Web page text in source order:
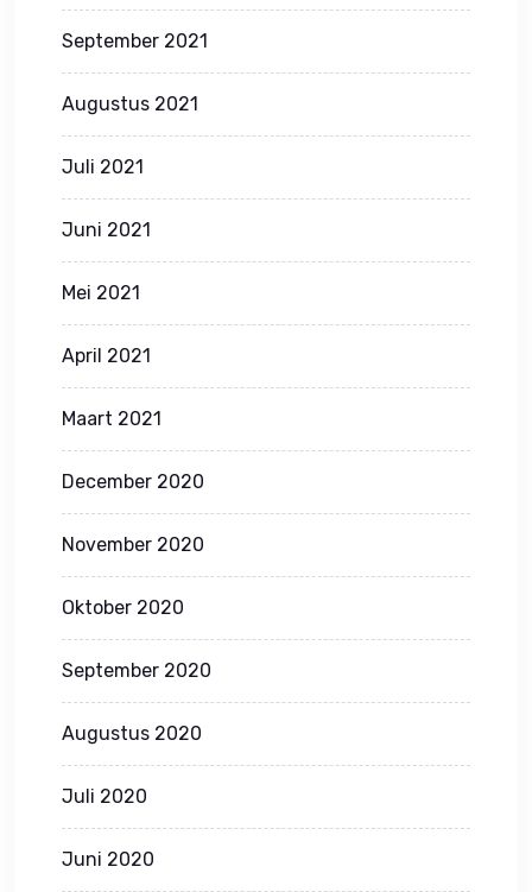
September 2021
Augustus 2021
Juli 2021
Juni 2021
Mei 2021
April 2021
Maart 2021
December 2020
November 2020
Oktober 2020
September 2020
Augustus 2020
Juli 2020
Juni 2020